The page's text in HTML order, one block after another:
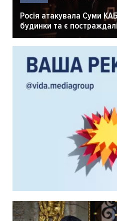
Росія атакувала Суми
будинки та є постраждалі